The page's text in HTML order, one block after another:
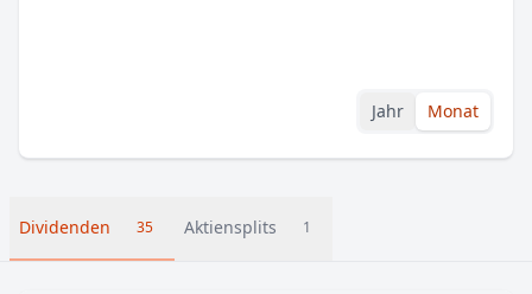
Jahr Monat
Dividenden 35 Aktiensplits 1